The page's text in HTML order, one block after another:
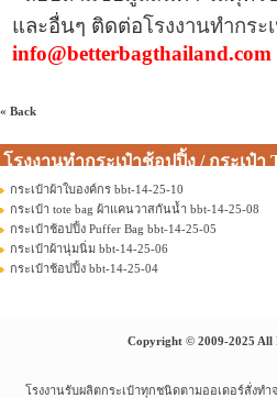
และอื่นๆ ติดต่อโรงงานทำกระ
info@betterbagthailand.com
« Back
โรงงานทำกระเป๋าช้อปปิ้ง / กระเป๋า
กระเป๋าผ้าใบองค์กร bbt-14-25-10
กระเป๋า tote bag ผ้าแคนวาสกันน้ำ bbt-14-25-08
กระเป๋าช้อปปิ้ง Puffer Bag bbt-14-25-05
กระเป๋าผ้านุ่มนิ่ม bbt-14-25-06
กระเป๋าช้อปปิ้ง bbt-14-25-04
Copyright © 2009-2025 All
โรงงานรับผลิตกระเป๋าทุกชนิดตามออเดอร์สั่งท